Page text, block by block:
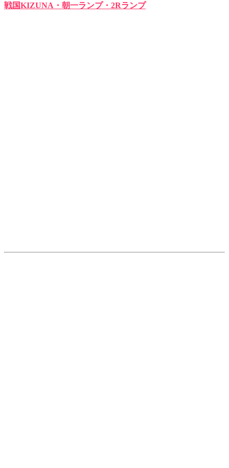
戦国KIZUNA・朝一ランプ・2Rランプ